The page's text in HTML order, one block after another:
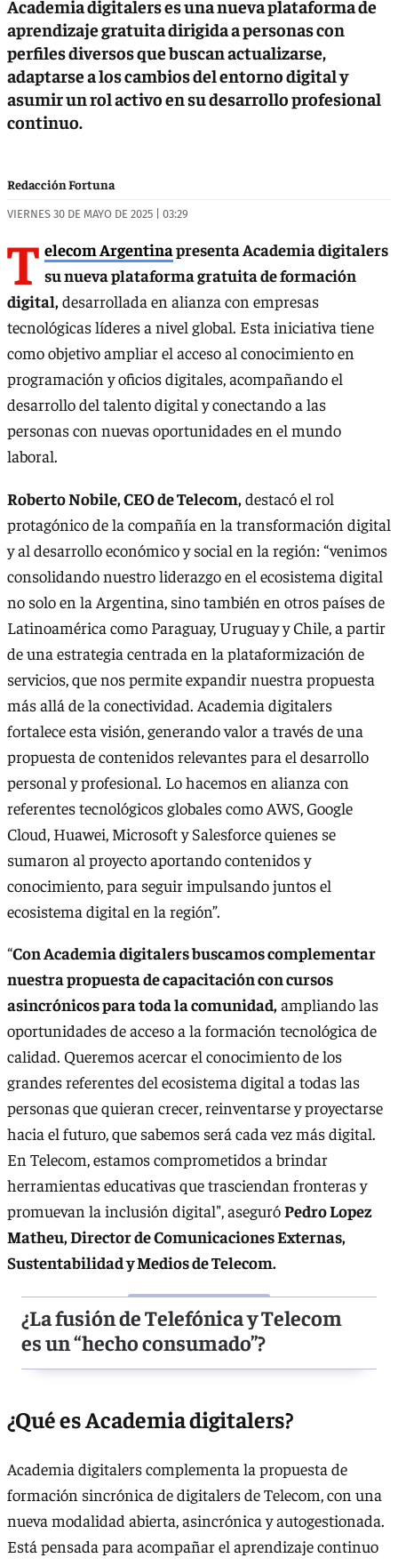
Academia digitalers es una nueva plataforma de
aprendizaje gratuita dirigida a personas con
perfiles diversos que buscan actualizarse,
adaptarse a los cambios del entorno digital y
asumir un rol activo en su desarrollo profesional
continuo.
Redacción Fortuna
VIERNES 30 DE MAYO DE 2025 | 03:29
T elecom Argentinapresenta Academia digitalers
su nueva plataforma gratuita de formación
digital,desarrollada en alianza con empresas
tecnológicas líderes a nivel global. Esta iniciativa tiene
como objetivo ampliar el acceso al conocimiento en
programación y oficios digitales, acompañando el
desarrollo del talento digital y conectando a las
personas con nuevas oportunidades en el mundo
laboral.
Roberto Nobile, CEO de Telecom,destacó el rol
protagónico de la compañía en la transformación digital
y al desarrollo económico y social en la región: “venimos
consolidando nuestro liderazgo en el ecosistema digital
no solo en la Argentina, sino también en otros países de
Latinoamérica como Paraguay, Uruguay y Chile, a partir
de una estrategia centrada en la plataformización de
servicios, que nos permite expandir nuestra propuesta
más allá de la conectividad. Academia digitalers
fortalece esta visión, generando valor a través de una
propuesta de contenidos relevantes para el desarrollo
personal y profesional. Lo hacemos en alianza con
referentes tecnológicos globales como AWS, Google
Cloud, Huawei, Microsoft y Salesforce quienes se
sumaron al proyecto aportando contenidos y
conocimiento, para seguir impulsando juntos el
ecosistema digital en la región”.
“Con Academia digitalers buscamos complementar
nuestra propuesta de capacitación con cursos
asincrónicos para toda la comunidad,ampliando las
oportunidades de acceso a la formación tecnológica de
calidad. Queremos acercar el conocimiento de los
grandes referentes del ecosistema digital a todas las
personas que quieran crecer, reinventarse y proyectarse
hacia el futuro, que sabemos será cada vez más digital.
En Telecom, estamos comprometidos a brindar
herramientas educativas que trasciendan fronteras y
promuevan la inclusión digital", aseguróPedro Lopez
Matheu, Director de Comunicaciones Externas,
Sustentabilidad y Medios de Telecom.
¿La fusión de Telefónica y Telecom
es un “hecho consumado”?
¿Qué es Academia digitalers?
Academia digitalers complementa la propuesta de
formación sincrónica de digitalers de Telecom, con una
nueva modalidad abierta, asincrónica y autogestionada.
Está pensada para acompañar el aprendizaje continuo